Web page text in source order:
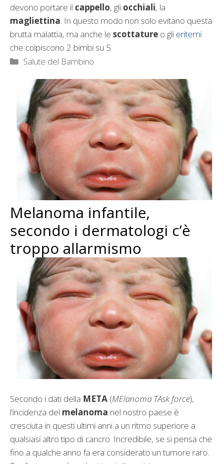
devono portare il cappello, gli occhiali, la
magliettina . In questo modo non solo evitano questa
brutta malattia, ma anche le scottature o gli eritemi
che colpiscono 2 bimbi su 5.
Categorie
Salute del Bambino
Melanoma infantile,
secondo i dermatologi c’è
troppo allarmismo
Secondo i dati della META (MElanoma TAsk force),
l’incidenza del melanoma nel nostro paese è
cresciuta in questi ultimi anni a un ritmo superiore a
qualsiasi altro tipo di cancro. Incredibile, se si pensa che
fino a qualche anno fa era considerato un tumore raro.